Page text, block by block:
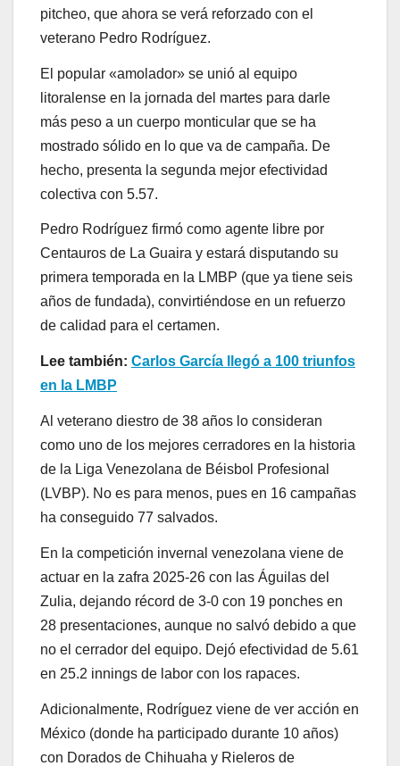
pitcheo, que ahora se verá reforzado con el
veterano Pedro Rodríguez.
El popular «amolador» se unió al equipo
litoralense en la jornada del martes para darle
más peso a un cuerpo monticular que se ha
mostrado sólido en lo que va de campaña. De
hecho, presenta la segunda mejor efectividad
colectiva con 5.57.
Pedro Rodríguez firmó como agente libre por
Centauros de La Guaira y estará disputando su
primera temporada en la LMBP (que ya tiene seis
años de fundada), convirtiéndose en un refuerzo
de calidad para el certamen.
Lee también: Carlos García llegó a 100 triunfos
en la LMBP
Al veterano diestro de 38 años lo consideran
como uno de los mejores cerradores en la historia
de la Liga Venezolana de Béisbol Profesional
(LVBP). No es para menos, pues en 16 campañas
ha conseguido 77 salvados.
En la competición invernal venezolana viene de
actuar en la zafra 2025-26 con las Águilas del
Zulia, dejando récord de 3-0 con 19 ponches en
28 presentaciones, aunque no salvó debido a que
no el cerrador del equipo. Dejó efectividad de 5.61
en 25.2 innings de labor con los rapaces.
Adicionalmente, Rodríguez viene de ver acción en
México (donde ha participado durante 10 años)
con Dorados de Chihuaha y Rieleros de